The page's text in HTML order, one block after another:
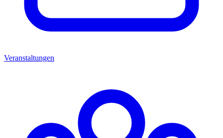
Veranstaltungen